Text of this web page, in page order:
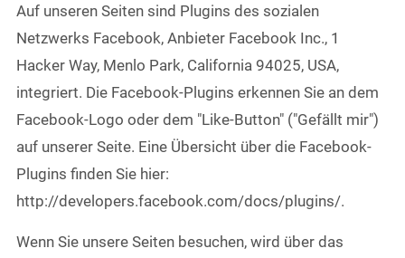
Auf unseren Seiten sind Plugins des sozialen
Netzwerks Facebook, Anbieter Facebook Inc., 1
Hacker Way, Menlo Park, California 94025, USA,
integriert. Die Facebook-Plugins erkennen Sie an dem
Facebook-Logo oder dem "Like-Button" ("Gefällt mir")
auf unserer Seite. Eine Übersicht über die Facebook-
Plugins finden Sie hier:
http://developers.facebook.com/docs/plugins/.
Wenn Sie unsere Seiten besuchen, wird über das